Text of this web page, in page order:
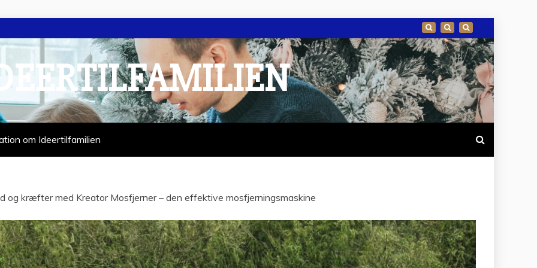
om Ideertilfamilien
og kræfter med Kreator Mosfjerner – den effektive mosfjerningsmaskine